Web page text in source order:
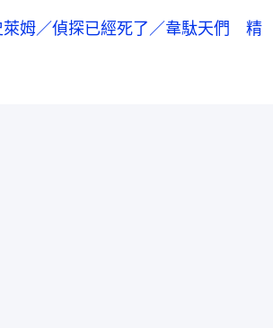
萊姆／偵探已經死了／韋駄天們 精